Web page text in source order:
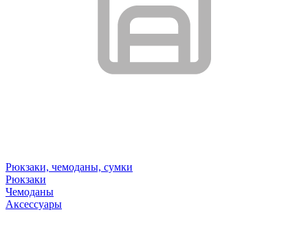
Рюкзаки, чемоданы, сумки
Рюкзаки
Чемоданы
Аксессуары